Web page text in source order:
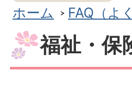
ホーム
FAQ（よ
福祉・保